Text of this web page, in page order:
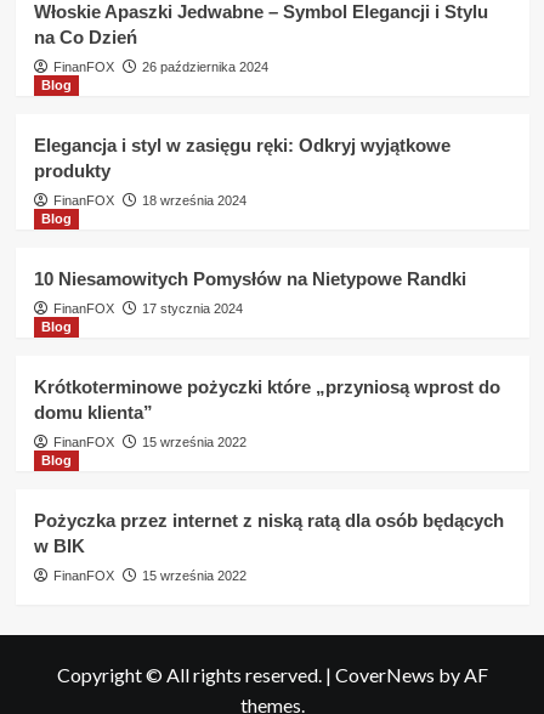
Włoskie Apaszki Jedwabne – Symbol Elegancji i Stylu
na Co Dzień
FinanFOX
26 października 2024
Blog
Elegancja i styl w zasięgu ręki: Odkryj wyjątkowe
produkty
FinanFOX
18 września 2024
Blog
10 Niesamowitych Pomysłów na Nietypowe Randki
FinanFOX
17 stycznia 2024
Blog
Krótkoterminowe pożyczki które „przyniosą wprost do
domu klienta”
FinanFOX
15 września 2022
Blog
Pożyczka przez internet z niską ratą dla osób będących
w BIK
FinanFOX 15 września 2022
Copyright © All rights reserved. | CoverNews by AF
themes.